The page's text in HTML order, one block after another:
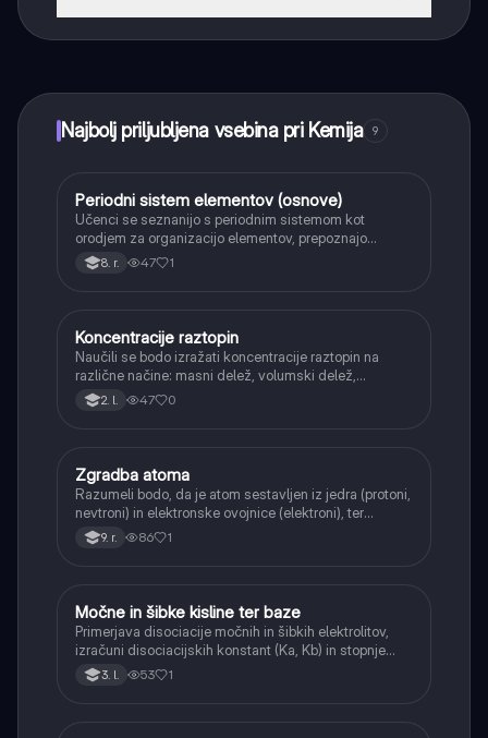
Najbolj priljubljena vsebina pri Kemija 9
Kemija
Periodni sistem elementov (osnove)
Učenci se seznanijo s periodnim sistemom kot
orodjem za organizacijo elementov, prepoznajo
periode in skupine ter razliko med kovinami in
nekovinami.
8. r. 47 1
Kemija
Koncentracije raztopin
Naučili se bodo izražati koncentracije raztopin na
različne načine: masni delež, volumski delež,
množinska koncentracija in masna koncentracija.
2. l. 47 0
Kemija
Zgradba atoma
Razumeli bodo, da je atom sestavljen iz jedra (protoni,
nevtroni) in elektronske ovojnice (elektroni), ter
spoznali njihove naboje in mase.
9. r. 86 1
Kemija
Močne in šibke kisline ter baze
Primerjava disociacije močnih in šibkih elektrolitov,
izračuni disociacijskih konstant (Ka, Kb) in stopnje
disociacije.
3. l. 53 1